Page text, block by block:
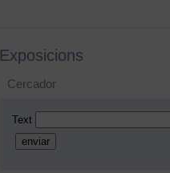
Exposicions
Cercador
Text